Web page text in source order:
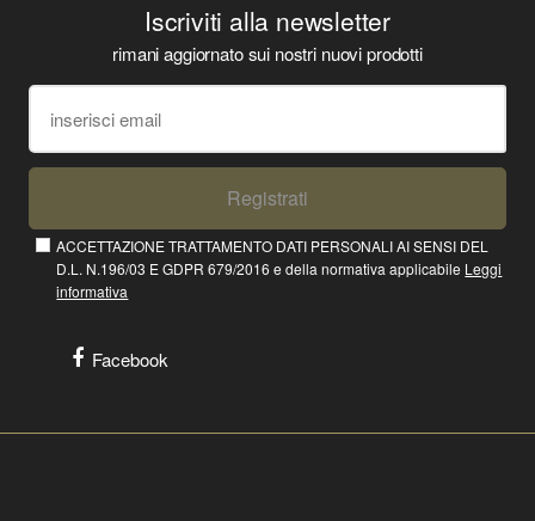
Iscriviti alla newsletter
rimani aggiornato sui nostri nuovi prodotti
Registrati
ACCETTAZIONE TRATTAMENTO DATI PERSONALI AI SENSI DEL
D.L. N.196/03 E GDPR 679/2016 e della normativa applicabile Leggi
informativa
Facebook